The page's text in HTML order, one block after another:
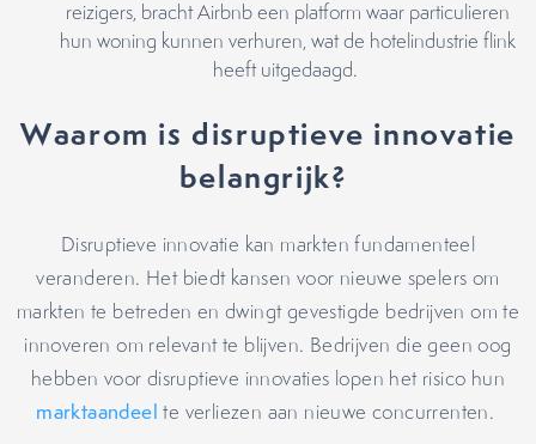
reizigers, bracht Airbnb een platform waar particulieren
hun woning kunnen verhuren, wat de hotelindustrie flink
heeft uitgedaagd.
Waarom is disruptieve innovatie
belangrijk?
Disruptieve innovatie kan markten fundamenteel
veranderen. Het biedt kansen voor nieuwe spelers om
markten te betreden en dwingt gevestigde bedrijven om te
innoveren om relevant te blijven. Bedrijven die geen oog
hebben voor disruptieve innovaties lopen het risico hun
marktaandeel te verliezen aan nieuwe concurrenten.